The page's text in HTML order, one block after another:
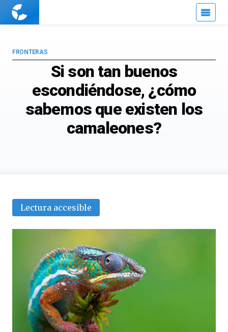
Cuaderno
Si son tan buenos
escondiéndose, ¿cómo
sabemos que existen los
camaleones?
FRONTERAS
Lectura accesible